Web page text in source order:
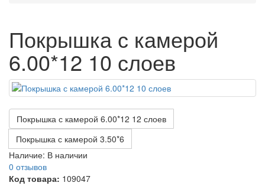
Покрышка с камерой
6.00*12 10 слоев
Покрышка с камерой 6.00*12 12 слоев
Покрышка с камерой 3.50*6
Наличие: В наличии
0 отзывов
Код товара: 109047